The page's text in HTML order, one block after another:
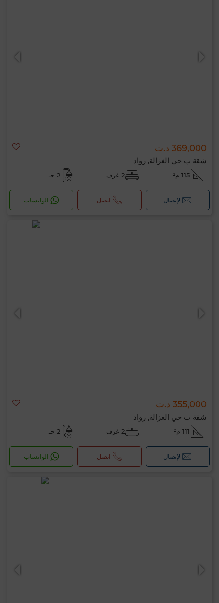
369,000 د.ت
شقة ب حي الغزالة, رواد
115 م² 2 غرف 2 حـ
لإتصال اتصل الواتساب
355,000 د.ت
شقة ب حي الغزالة, رواد
111 م² 2 غرف 2 حـ
لإتصال اتصل الواتساب